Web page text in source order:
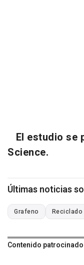
El estudio se
Science.
Últimas noticias
Grafeno Reciclado
Contenido patrocinado